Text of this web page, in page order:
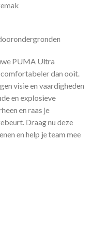
PUMA Ultra
comfortabeler dan ooit.
visie en vaardigheden
en explosieve
en raas je
Draag nu deze
en help je team mee